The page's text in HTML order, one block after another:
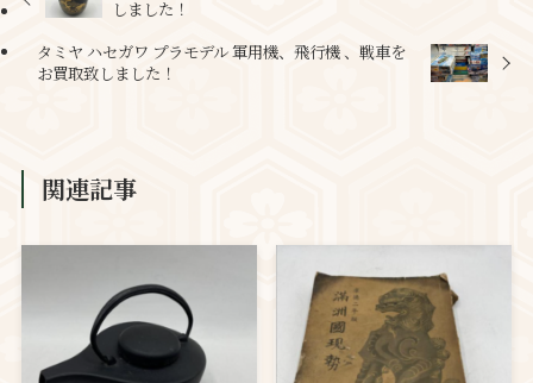
しました！
タミヤ ハセガワ プラモデル 軍用機、飛行機 、戦車を
お買取致しました！
関連記事